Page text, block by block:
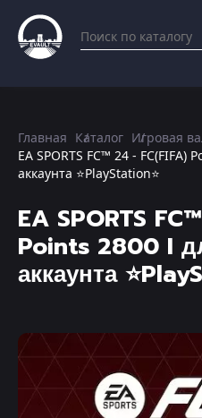
Главная Каталог Игровая
EA SPORTS FC™ 24 -
аккаунта ⭐PlayStation⭐
EA SPORTS
Points 2800 I
аккаунта